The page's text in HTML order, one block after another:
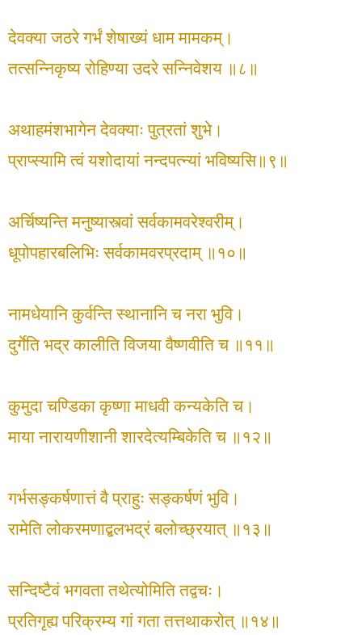
देवक्या जठरे गर्भं शेषाख्यं धाम मामकम्।
तत्सन्निकृष्य रोहिण्या उदरे सन्निवेशय ॥८॥
अथाहमंशभागेन देवक्याः पुत्रतां शुभे।
प्राप्स्यामि त्वं यशोदायां नन्दपत्न्यां भविष्यसि॥९॥
अर्चिष्यन्ति मनुष्यास्त्वां सर्वकामवरेश्वरीम्।
धूपोपहारबलिभिः सर्वकामवरप्रदाम् ॥१०॥
नामधेयानि कुर्वन्ति स्थानानि च नरा भुवि।
दुर्गेति भद्र कालीति विजया वैष्णवीति च ॥११॥
कुमुदा चण्डिका कृष्णा माधवी कन्यकेति च।
माया नारायणीशानी शारदेत्यम्बिकेति च ॥१२॥
गर्भसङ्कर्षणात्तं वै प्राहुः सङ्कर्षणं भुवि।
रामेति लोकरमणाद्बलभद्रं बलोच्छ्रयात् ॥१३॥
सन्दिष्टैवं भगवता तथेत्योमिति तद्वचः।
प्रतिगृह्य परिक्रम्य गां गता तत्तथाकरोत् ॥१४॥